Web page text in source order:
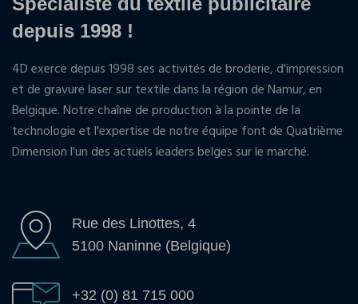
depuis 1998 !
4D exerce depuis 1998 ses activités de broderie, d'impression
et de gravure laser sur textile dans la région de Namur, en
Belgique. Notre chaîne de production à la pointe de la
technologie et l'expertise de notre équipe font de Quatrième
Dimension l'un des actuels leaders belges sur le marché.
Rue des Linottes, 4
5100 Naninne (Belgique)
+32 (0) 81 715 000